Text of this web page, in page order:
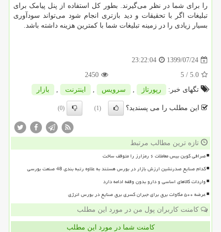
را برای شما در نظر می‌گیرند. بطور کل استفاده از پنل پیامک برای
تبلیغات اگر با تحقیقات و دید بازتری انجام شود می‌تواند سودآوری
بسیار زیادی را در زمینه تبلیغات شما با کمترین هزینه داشته باشد.
1399/07/24
23:22:04
5.0
/ 5
2450
تگهای خبر:
رپورتاژ , سرویس , اینترنت , بازار
این مطلب را می پسندید؟ (1)
(0)
تازه ترین مطالب مرتبط
صرافی کوین بیس معاملات ۶ رمزارز را متوقف ساخت
کدام صنایع صدرنشین ارزش بازار در بورس هستند به علاوه رتبه بندی 48 صنعت بورسی
واردات کالاهای اساسی و دارو بدون وقفه ادامه دارد
عرضه ۵۰۰ مگاوات برق برای جبران کسری برق صنایع در بورس انرژی
کامنت کاربران پول من در مورد این مطلب
کامنت شما در مورد این مطلب